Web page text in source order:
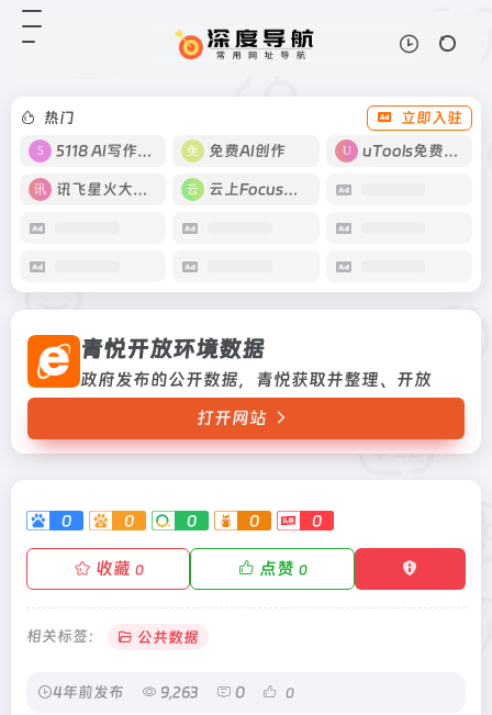
热门
立即入驻
5118 AI写作工具
免费AI创作 uTools免费工具箱
讯飞星火大模型 云上Focus接码
青悦开放环境数据
政府发布的公开数据，青悦获取并整理、开放
打开网站
0 0 0 0 0
收藏 0 点赞 0
相关标签： 公共数据
4年前发布 9,263 0 0
青悦开放环境数据